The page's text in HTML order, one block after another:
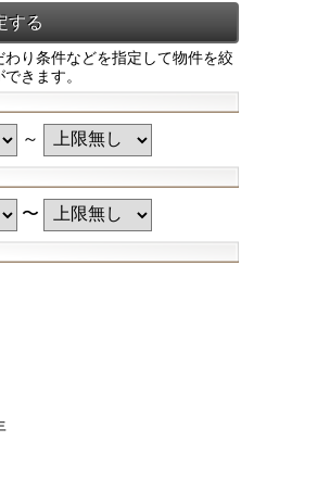
り条件などを指定して物件を絞
きます。
～
〜